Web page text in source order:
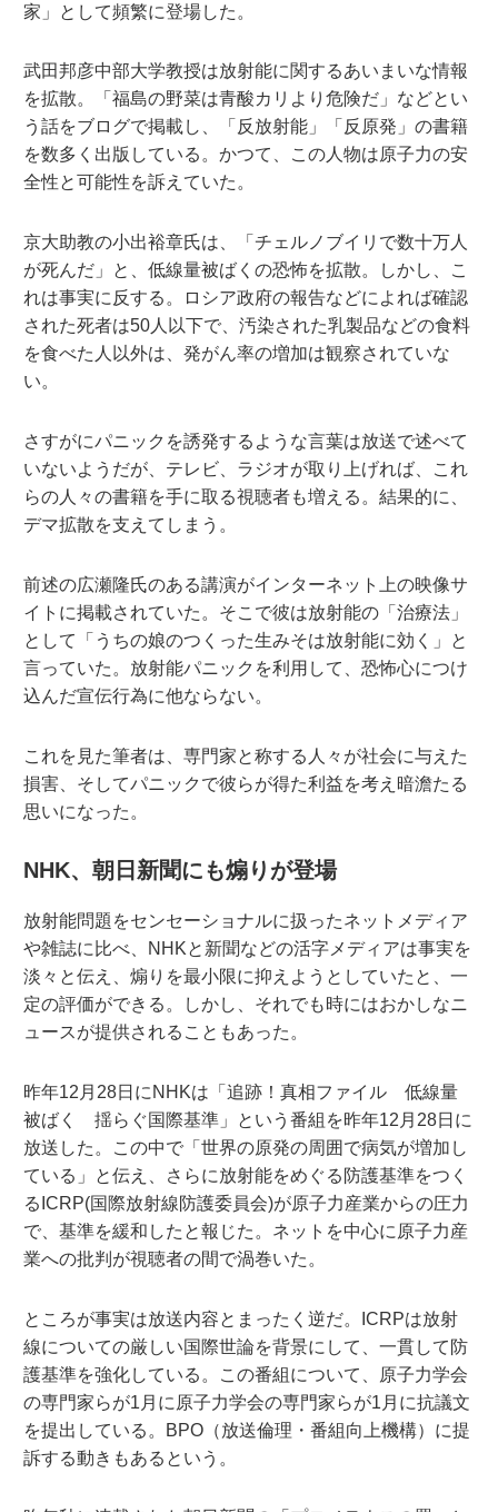
家」として頻繁に登場した。
武田邦彦中部大学教授は放射能に関するあいまいな情報
を拡散。「福島の野菜は青酸カリより危険だ」などとい
う話をブログで掲載し、「反放射能」「反原発」の書籍
を数多く出版している。かつて、この人物は原子力の安
全性と可能性を訴えていた。
京大助教の小出裕章氏は、「チェルノブイリで数十万人
が死んだ」と、低線量被ばくの恐怖を拡散。しかし、こ
れは事実に反する。ロシア政府の報告などによれば確認
された死者は50人以下で、汚染された乳製品などの食料
を食べた人以外は、発がん率の増加は観察されていな
い。
さすがにパニックを誘発するような言葉は放送で述べて
いないようだが、テレビ、ラジオが取り上げれば、これ
らの人々の書籍を手に取る視聴者も増える。結果的に、
デマ拡散を支えてしまう。
前述の広瀬隆氏のある講演がインターネット上の映像サ
イトに掲載されていた。そこで彼は放射能の「治療法」
として「うちの娘のつくった生みそは放射能に効く」と
言っていた。放射能パニックを利用して、恐怖心につけ
込んだ宣伝行為に他ならない。
これを見た筆者は、専門家と称する人々が社会に与えた
損害、そしてパニックで彼らが得た利益を考え暗澹たる
思いになった。
NHK、朝日新聞にも煽りが登場
放射能問題をセンセーショナルに扱ったネットメディア
や雑誌に比べ、NHKと新聞などの活字メディアは事実を
淡々と伝え、煽りを最小限に抑えようとしていたと、一
定の評価ができる。しかし、それでも時にはおかしなニ
ュースが提供されることもあった。
昨年12月28日にNHKは「追跡！真相ファイル 低線量
被ばく 揺らぐ国際基準」という番組を昨年12月28日に
放送した。この中で「世界の原発の周囲で病気が増加し
ている」と伝え、さらに放射能をめぐる防護基準をつく
るICRP(国際放射線防護委員会)が原子力産業からの圧力
で、基準を緩和したと報じた。ネットを中心に原子力産
業への批判が視聴者の間で渦巻いた。
ところが事実は放送内容とまったく逆だ。ICRPは放射
線についての厳しい国際世論を背景にして、一貫して防
護基準を強化している。この番組について、原子力学会
の専門家らが1月に原子力学会の専門家らが1月に抗議文
を提出している。BPO（放送倫理・番組向上機構）に提
訴する動きもあるという。